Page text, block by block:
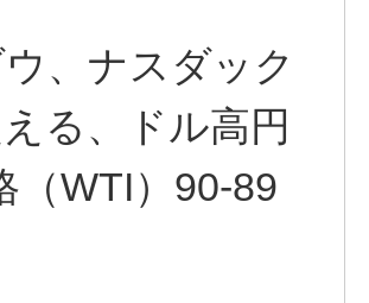
、ナスダック
る、ドル高円
（WTI）90-89